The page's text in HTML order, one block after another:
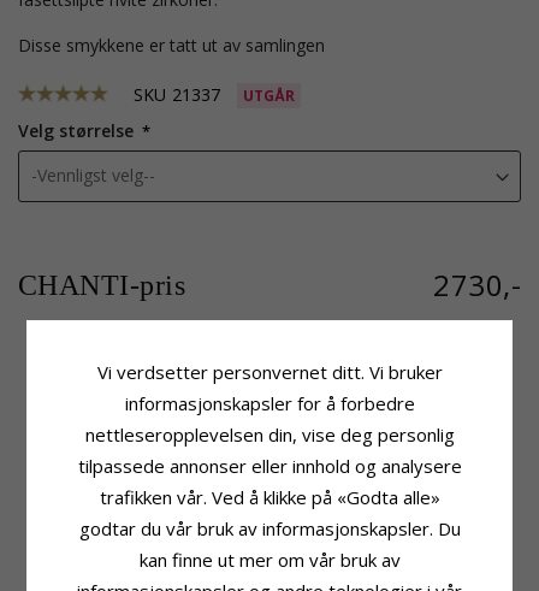
Disse smykkene er tatt ut av samlingen
SKU 21337 UTGÅR
Velg størrelse
CHANTI-pris 2730,-
Produktinformasjon
Hjerte
Materiale:Gull
Ring
9 Karat Gull
Overflate:Blank
Stein
Sliping:Fasettslipt
Farge:Hvit
Stein: Zirkon
Ringskinne
Bredde Topp:3,8 mm
Vi verdsetter personvernet ditt. Vi bruker
informasjonskapsler for å forbedre
nettleseropplevelsen din, vise deg personlig
tilpassede annonser eller innhold og analysere
trafikken vår. Ved å klikke på «Godta alle»
godtar du vår bruk av informasjonskapsler. Du
kan finne ut mer om vår bruk av